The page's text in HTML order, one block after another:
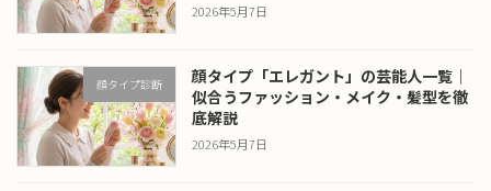
2026年5月7日
顔タイプ診断
顔タイプ「エレガント」の芸能人一覧｜
似合うファッション・メイク・髪型を徹
底解説
2026年5月7日